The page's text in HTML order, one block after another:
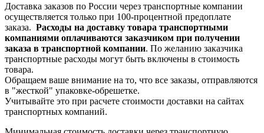
Доставка заказов по России через транспортные компании
осуществляется только при 100-процентной предоплате
заказа. Расходы на доставку товара транспортными
компаниями оплачиваются заказчиком при получении
заказа в транспортной компании. По желанию заказчика
транспортные расходы могут быть включены в стоимость
товара.
Обращаем ваше внимание на то, что все заказы, отправляются
в "жесткой" упаковке-обрешетке.
Учитывайте это при расчете стоимости доставки на сайтах
транспортных компаний.